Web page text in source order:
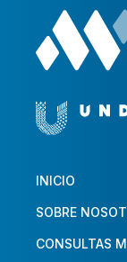
INICIO
SOBRE
CONSULTAS